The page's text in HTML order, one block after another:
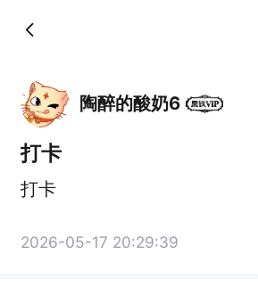
陶醉的酸奶6
打卡
打卡
2026-05-17 20:29:39